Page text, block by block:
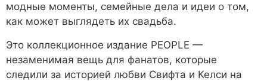
модные моменты, семейные дела и идеи о том,
как может выглядеть их свадьба.
Это коллекционное издание PEOPLE —
незаменимая вещь для фанатов, которые
следили за историей любви Свифта и Келси на